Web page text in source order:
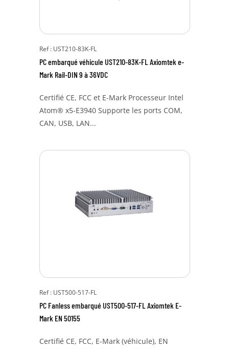
Ref : UST210-83K-FL
PC embarqué véhicule UST210-83K-FL Axiomtek e-
Mark Rail-DIN 9 à 36VDC
Certifié CE, FCC et E-Mark Processeur Intel
Atom® x5-E3940 Supporte les ports COM,
CAN, USB, LAN...
Ref : UST500-517-FL
PC Fanless embarqué UST500-517-FL Axiomtek E-
Mark EN 50155
Certifié CE, FCC, E-Mark (véhicule), EN